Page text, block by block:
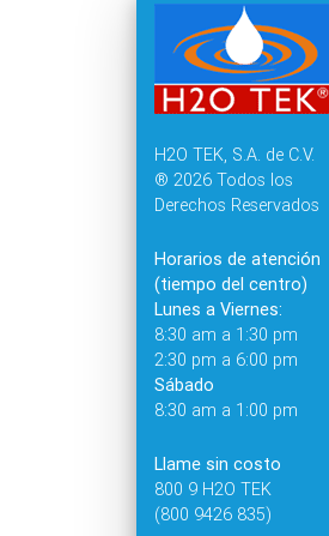
H2O TEK, S.A. de C.V.
® 2026 Todos los
Derechos Reservados
Horarios de atención
(tiempo del centro)
Lunes a Viernes:
8:30 am a 1:30 pm
2:30 pm a 6:00 pm
Sábado
8:30 am a 1:00 pm
Llame sin costo
800 9 H2O TEK
(800 9426 835)